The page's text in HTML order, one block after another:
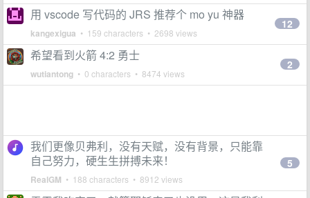
用 vscode 写代码的 JRS 推荐个 mo yu 神器
kangexigua • 159 characters • 2698 views
12
希望看到火箭 4:2 勇士
wutiantong • 0 characters • 8474 views
2
我们更像贝弗利，没有天赋，没有背景，只能靠
自己努力，硬生生拼搏未来！
RealGM • 188 characters • 8912 views
5